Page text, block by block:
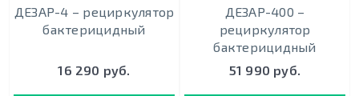
ДЕЗАР-4 – рециркулятор
бактерицидный
16 290 руб.
ДЕЗАР-400 –
рециркулятор
бактерицидный
51 990 руб.